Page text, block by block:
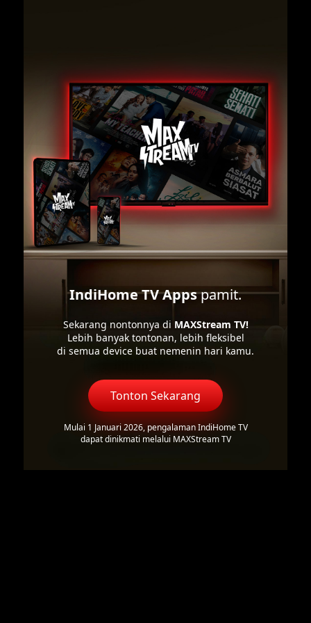
IndiHome TV Appspamit.
Sekarang nontonnya di MAXStream TV!
Lebih banyak tontonan, lebih fleksibel
di semua device buat nemenin hari kamu.
Tonton Sekarang
Mulai 1 Januari 2026, pengalaman IndiHome TV
dapat dinikmati melalui MAXStream TV